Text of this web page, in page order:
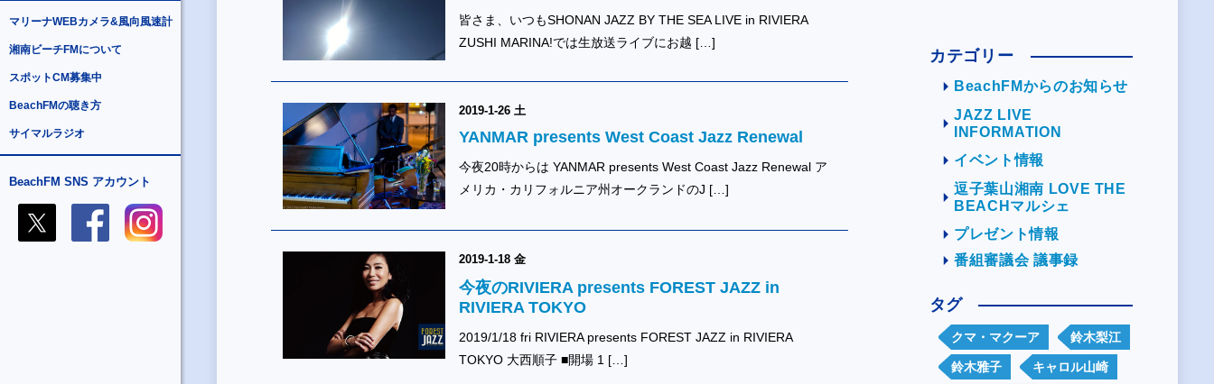
マリーナWEBカメラ&風向風速計
湘南ビーチFMについて
スポットCM募集中
BeachFMの聴き方
サイマルラジオ
BeachFM SNS アカウント
皆さま、いつもSHONAN JAZZ BY THE SEA LIVE in RIVIERA
ZUSHI MARINA!では生放送ライブにお越 […]
2019-1-26 土
YANMAR presents West Coast Jazz Renewal
今夜20時からは YANMAR presents West Coast Jazz Renewal ア
メリカ・カリフォルニア州オークランドのJ […]
2019-1-18 金
今夜のRIVIERA presents FOREST JAZZ in
RIVIERA TOKYO
2019/1/18 fri RIVIERA presents FOREST JAZZ in RIVIERA
TOKYO 大西順子 ■開場 1 […]
カテゴリー
BeachFMからのお知らせ
JAZZ LIVE
INFORMATION
イベント情報
逗子葉山湘南 LOVE THE
BEACHマルシェ
プレゼント情報
番組審議会 議事録
タグ
クマ・マクーア 鈴木梨江
鈴木雅子 キャロル山崎